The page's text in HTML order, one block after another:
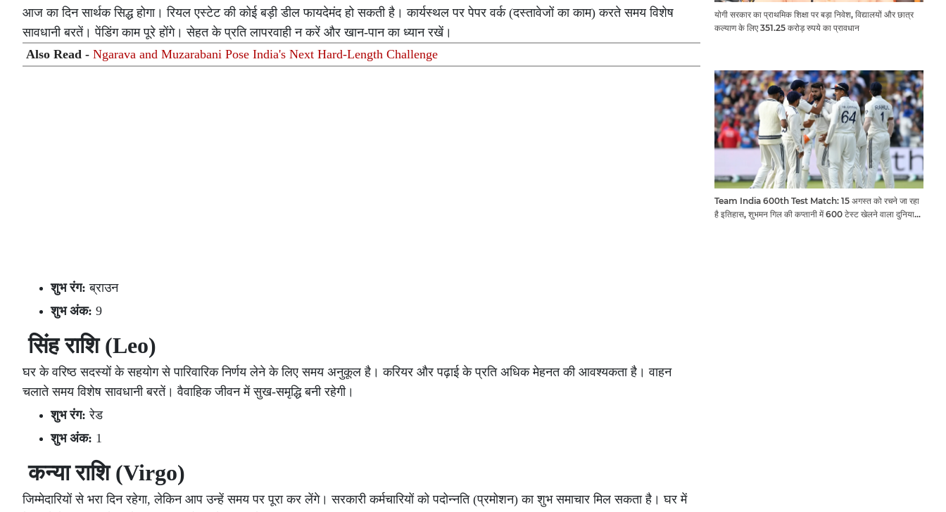
आज का दिन सार्थक सिद्ध होगा। रियल एस्टेट की कोई बड़ी डील फायदेमंद हो सकती है। कार्यस्थल पर पेपर वर्क (दस्तावेजों का काम) करते समय विशेष
सावधानी बरतें। पेंडिंग काम पूरे होंगे। सेहत के प्रति लापरवाही न करें और खान-पान का ध्यान रखें।
Also Read - Ngarava and Muzarabani Pose India's Next Hard-Length Challenge
शुभ रंग: ब्राउन
शुभ अंक: 9
सिंह राशि (Leo)
घर के वरिष्ठ सदस्यों के सहयोग से पारिवारिक निर्णय लेने के लिए समय अनुकूल है। करियर और पढ़ाई के प्रति अधिक मेहनत की आवश्यकता है। वाहन
चलाते समय विशेष सावधानी बरतें। वैवाहिक जीवन में सुख-समृद्धि बनी रहेगी।
शुभ रंग: रेड
शुभ अंक: 1
कन्या राशि (Virgo)
जिम्मेदारियों से भरा दिन रहेगा, लेकिन आप उन्हें समय पर पूरा कर लेंगे। सरकारी कर्मचारियों को पदोन्नति (प्रमोशन) का शुभ समाचार मिल सकता है। घर में
योगी सरकार का प्राथमिक शिक्षा पर बड़ा निवेश, विद्यालयों और छात्र
कल्याण के लिए 351.25 करोड़ रुपये का प्रावधान
Team India 600th Test Match: 15 अगस्त को रचने जा रहा
है इतिहास, शुभमन गिल की कप्तानी में 600 टेस्ट खेलने वाला दुनिया